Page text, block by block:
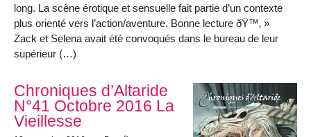
long. La scène érotique et sensuelle fait partie d’un contexte
plus orienté vers l’action/aventure. Bonne lecture ðŸ™‚ »
Zack et Selena avait été convoqués dans le bureau de leur
supérieur (…)
Chroniques d’Altaride
N°41 Octobre 2016 La
Vieillesse